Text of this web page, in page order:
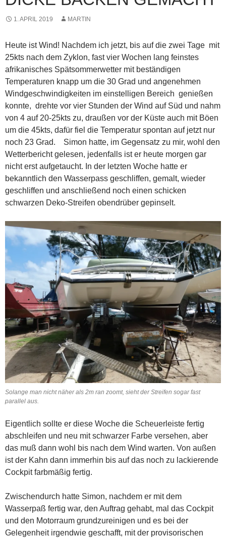
1. APRIL 2019 MARTIN
Heute ist Wind! Nachdem ich jetzt, bis auf die zwei Tage mit
25kts nach dem Zyklon, fast vier Wochen lang feinstes
afrikanisches Spätsommerwetter mit beständigen
Temperaturen knapp um die 30 Grad und angenehmen
Windgeschwindigkeiten im einstelligen Bereich genießen
konnte, drehte vor vier Stunden der Wind auf Süd und nahm
von 4 auf 20-25kts zu, draußen vor der Küste auch mit Böen
um die 45kts, dafür fiel die Temperatur spontan auf jetzt nur
noch 23 Grad. Simon hatte, im Gegensatz zu mir, wohl den
Wetterbericht gelesen, jedenfalls ist er heute morgen gar
nicht erst aufgetaucht. In der letzten Woche hatte er
bekanntlich den Wasserpass geschliffen, gemalt, wieder
geschliffen und anschließend noch einen schicken
schwarzen Deko-Streifen obendrüber gepinselt.
Solange man nicht näher als 2m ran zoomt, sieht der Streifen sogar fast
parallel aus.
Eigentlich sollte er diese Woche die Scheuerleiste fertig
abschleifen und neu mit schwarzer Farbe versehen, aber
das muß dann wohl bis nach dem Wind warten. Von außen
ist der Kahn dann immerhin bis auf das noch zu lackierende
Cockpit farbmäßig fertig.
Zwischendurch hatte Simon, nachdem er mit dem
Wasserpaß fertig war, den Auftrag gehabt, mal das Cockpit
und den Motorraum grundzureinigen und es bei der
Gelegenheit irgendwie geschafft, mit der provisorischen